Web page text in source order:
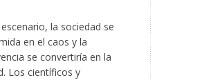
la sociedad se
en el caos y la
se convertiría en la
Los científicos y